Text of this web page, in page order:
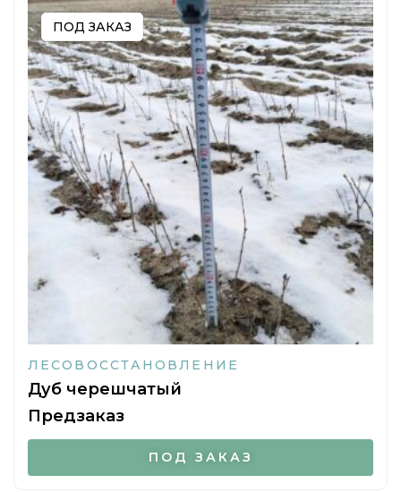
имеет
несколько
вариаций.
Опции
можно
выбрать
на
странице
товара.
ЛЕСОВОССТАНОВЛЕНИЕ
Дуб черешчатый
Предзаказ
ПОД ЗАКАЗ